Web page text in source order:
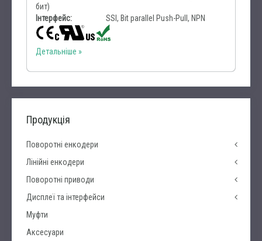
бит)
Інтерфейс:
SSI, Bit parallel Push-Pull, NPN
Детальніше
Продукція
Поворотні енкодери
Лінійні енкодери
Поворотні приводи
Дисплеї та інтерфейси
Муфти
Аксесуари